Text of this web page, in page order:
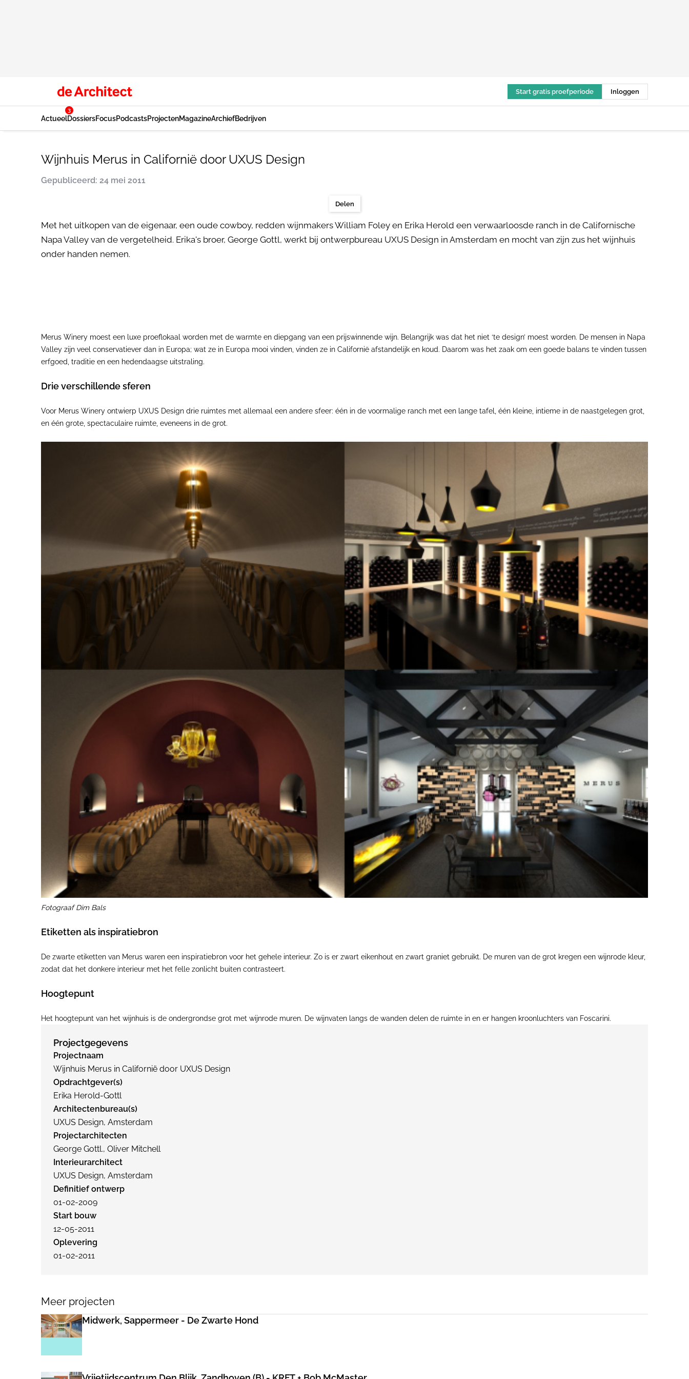
Start gratis proefperiode Inloggen
Actueel
3
DossiersFocusPodcastsProjectenMagazineArchiefBedrijven
Wijnhuis Merus in Californië door UXUS Design
Gepubliceerd: 24 mei 2011
Delen
Met het uitkopen van de eigenaar, een oude cowboy, redden wijnmakers William Foley en Erika Herold een verwaarloosde ranch in de Californische
Napa Valley van de vergetelheid. Erika's broer, George Gottl, werkt bij ontwerpbureau UXUS Design in Amsterdam en mocht van zijn zus het wijnhuis
onder handen nemen.
Merus Winery moest een luxe proeflokaal worden met de warmte en diepgang van een prijswinnende wijn. Belangrijk was dat het niet ‘te design’ moest worden. De mensen in Napa
Valley zijn veel conservatiever dan in Europa; wat ze in Europa mooi vinden, vinden ze in Californië afstandelijk en koud. Daarom was het zaak om een goede balans te vinden tussen
erfgoed, traditie en een hedendaagse uitstraling.
Drie verschillende sferen
Voor Merus Winery ontwierp UXUS Design drie ruimtes met allemaal een andere sfeer: één in de voormalige ranch met een lange tafel, één kleine, intieme in de naastgelegen grot,
en één grote, spectaculaire ruimte, eveneens in de grot.
Fotograaf Dim Bals
Etiketten als inspiratiebron
De zwarte etiketten van Merus waren een inspiratiebron voor het gehele interieur. Zo is er zwart eikenhout en zwart graniet gebruikt. De muren van de grot kregen een wijnrode kleur,
zodat dat het donkere interieur met het felle zonlicht buiten contrasteert.
Hoogtepunt
Het hoogtepunt van het wijnhuis is de ondergrondse grot met wijnrode muren. De wijnvaten langs de wanden delen de ruimte in en er hangen kroonluchters van Foscarini.
Projectgegevens
Projectnaam
Wijnhuis Merus in Californië door UXUS Design
Opdrachtgever(s)
Erika Herold-Gottl
Architectenbureau(s)
UXUS Design, Amsterdam
Projectarchitecten
George Gottl., Oliver Mitchell
Interieurarchitect
UXUS Design, Amsterdam
Definitief ontwerp
01-02-2009
Start bouw
12-05-2011
Oplevering
01-02-2011
Meer projecten
Midwerk, Sappermeer - De Zwarte Hond